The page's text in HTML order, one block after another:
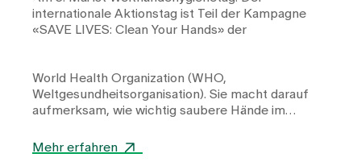
internationale Aktionstag ist Teil der Kampagne
«SAVE LIVES: Clean Your Hands» der
World Health Organization (WHO,
Weltgesundheitsorganisation). Sie macht darauf
aufmerksam, wie wichtig saubere Hände im
Mehr erfahren